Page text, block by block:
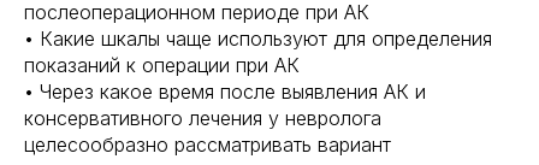
послеоперационном периоде при АК
• Какие шкалы чаще используют для определения
показаний к операции при АК
• Через какое время после выявления АК и
консервативного лечения у невролога
целесообразно рассматривать вариант